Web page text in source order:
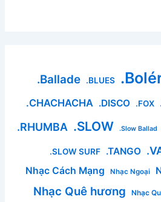
.Ballade .BLUES
.CHACHACHA .DISCO .FOX
.RHUMBA .SLOW .Slow Ballad
.SLOW SURF .TANGO
Nhạc Cách Mạng Nhạc Ngoại
Nhạc Quê hương Nhạc